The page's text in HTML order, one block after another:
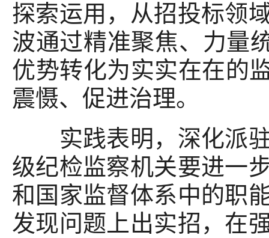
探索运用，从招投标领
波通过精准聚焦、力量
优势转化为实实在在的
震慑、促进治理。
实践表明，深化派驻
级纪检监察机关要进一
和国家监督体系中的职
发现问题上出实招，在